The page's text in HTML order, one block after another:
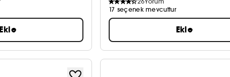
Ekle
17 seçenek mevcuttur
Ekle